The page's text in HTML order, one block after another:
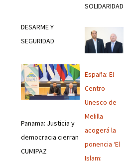
DESARME Y
SEGURIDAD
Panama: Justicia y
democracia cierran
CUMIPAZ
SOLIDARIDAD
España: El
Centro
Unesco de
Melilla
acogerá la
ponencia ‘El
Islam: